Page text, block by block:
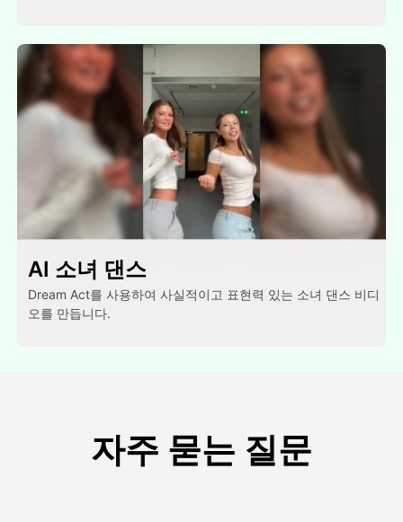
AI 소녀 댄스
Dream Act를 사용하여 사실적이고 표현력 있는 소녀 댄스 비디
오를 만듭니다.
자주 묻는 질문